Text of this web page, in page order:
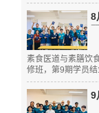
8
素食医道与素膳饮
修班，第9期学员结
9